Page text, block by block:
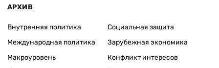
АРХИВ
Внутренняя политика
Международная политика
Макроуровень
Социальная защита
Зарубежная экономика
Конфликт интересов